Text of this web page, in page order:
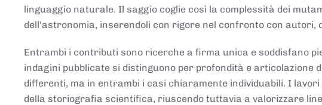
linguaggio naturale. Il saggio coglie così la complessità dei
dell'astronomia, inserendoli con rigore nel confronto con autori,
Entrambi i contributi sono ricerche a firma unica e soddisfano
indagini pubblicate si distinguono per profondità e articolazione
differenti, ma in entrambi i casi chiaramente individuabili. I
della storiografia scientifica, riuscendo tuttavia a valorizzare